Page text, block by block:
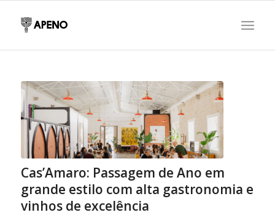
Cas’Amaro: Passagem de Ano em
grande estilo com alta gastronomia e
vinhos de excelência